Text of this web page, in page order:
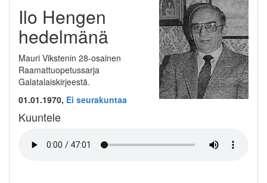
Ilo Hengen
hedelmänä
Mauri Vikstenin 28-osainen
Raamattuopetussarja
Galatalaiskirjeestä.
01.01.1970, Ei seurakuntaa
Kuuntele